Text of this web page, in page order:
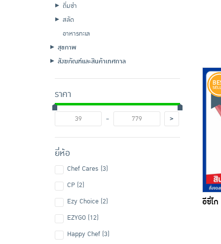
ติ่มซำ
สลัด
อาหารทะเล
สุขภาพ
สังฆภัณฑ์และสินค้าเทศกาล
ราคา
-
>
ยี่ห้อ
Chef Cares (3)
CP (2)
Ezy Choice (2)
EZYGO (12)
Happy Chef (3)
อีซี่โ